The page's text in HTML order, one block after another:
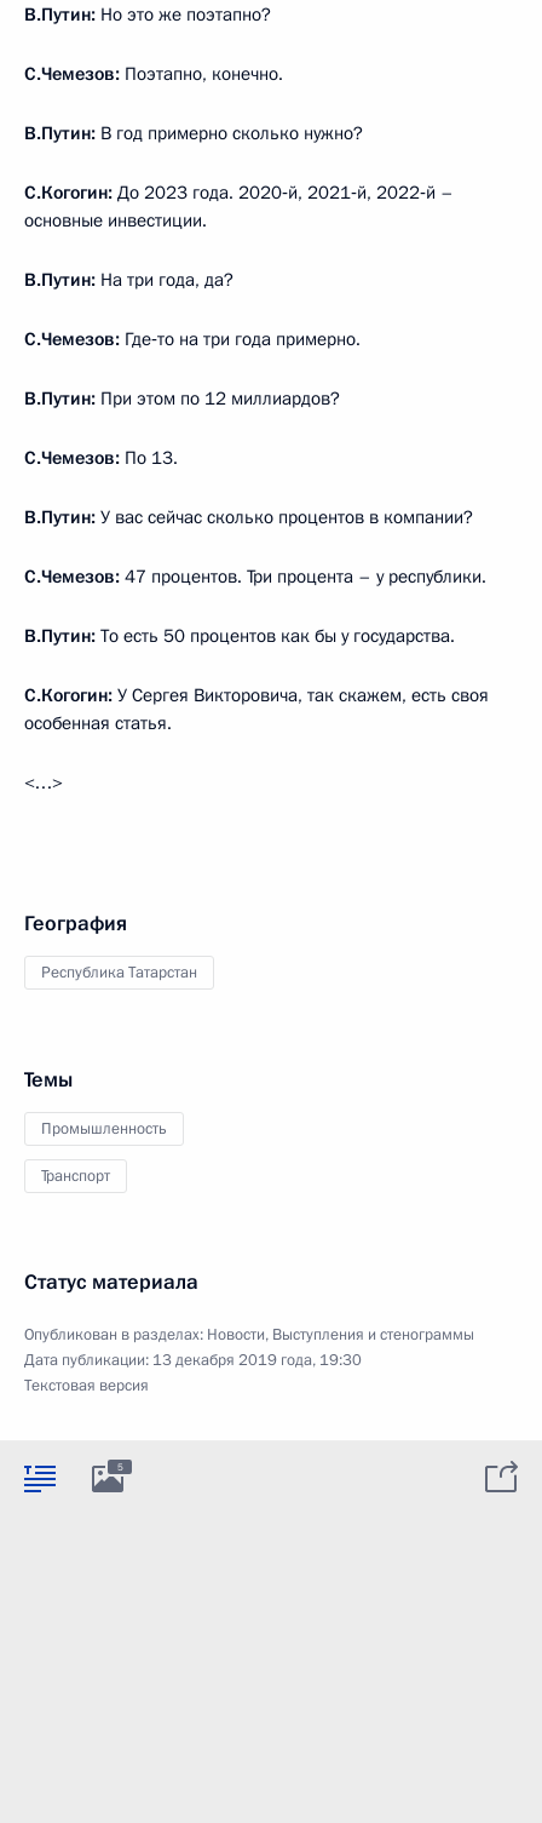
В.Путин: Но это же поэтапно?
С.Чемезов: Поэтапно, конечно.
В.Путин: В год примерно сколько нужно?
С.Когогин: До 2023 года. 2020‑й, 2021‑й, 2022‑й –
основные инвестиции.
В.Путин: На три года, да?
С.Чемезов: Где‑то на три года примерно.
В.Путин: При этом по 12 миллиардов?
С.Чемезов: По 13.
В.Путин: У вас сейчас сколько процентов в компании?
С.Чемезов: 47 процентов. Три процента – у республики.
В.Путин: То есть 50 процентов как бы у государства.
С.Когогин: У Сергея Викторовича, так скажем, есть своя
особенная статья.
<…>
География
Республика Татарстан
Темы
Промышленность
Транспорт
Статус материала
Опубликован в разделах: Новости, Выступления и стенограммы
Дата публикации: 13 декабря 2019 года, 19:30
Текстовая версия
5